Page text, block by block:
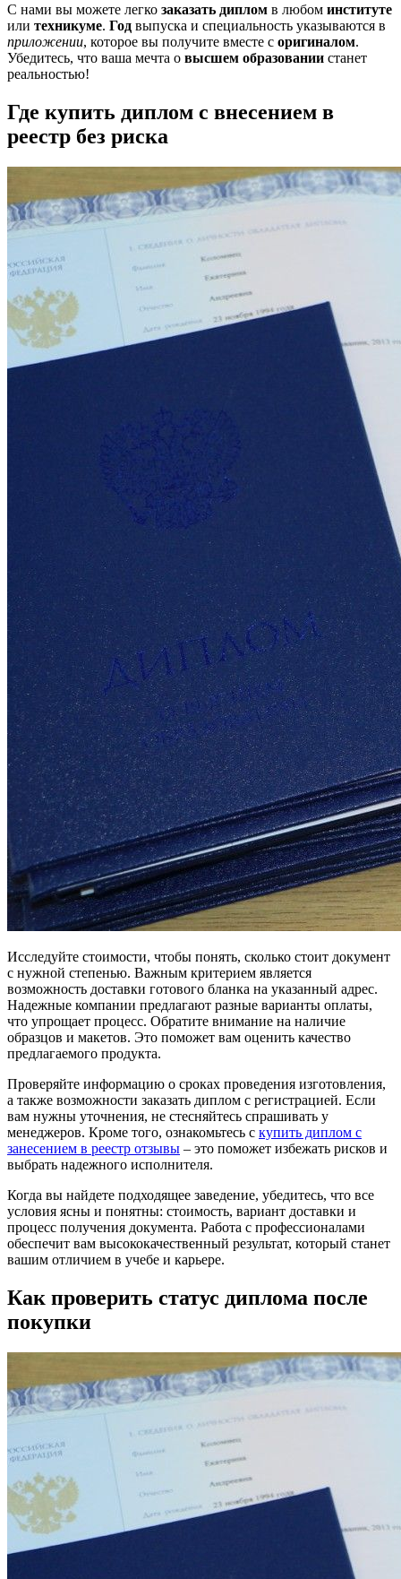
С нами вы можете легко заказать диплом в любом институте
или техникуме. Год выпуска и специальность указываются в
приложении, которое вы получите вместе с оригиналом.
Убедитесь, что ваша мечта о высшем образовании станет
реальностью!
Где купить диплом с внесением в
реестр без риска
Исследуйте стоимости, чтобы понять, сколько стоит документ
с нужной степенью. Важным критерием является
возможность доставки готового бланка на указанный адрес.
Надежные компании предлагают разные варианты оплаты,
что упрощает процесс. Обратите внимание на наличие
образцов и макетов. Это поможет вам оценить качество
предлагаемого продукта.
Проверяйте информацию о сроках проведения изготовления,
а также возможности заказать диплом с регистрацией. Если
вам нужны уточнения, не стесняйтесь спрашивать у
менеджеров. Кроме того, ознакомьтесь с купить диплом с
занесением в реестр отзывы – это поможет избежать рисков и
выбрать надежного исполнителя.
Когда вы найдете подходящее заведение, убедитесь, что все
условия ясны и понятны: стоимость, вариант доставки и
процесс получения документа. Работа с профессионалами
обеспечит вам высококачественный результат, который станет
вашим отличием в учебе и карьере.
Как проверить статус диплома после
покупки